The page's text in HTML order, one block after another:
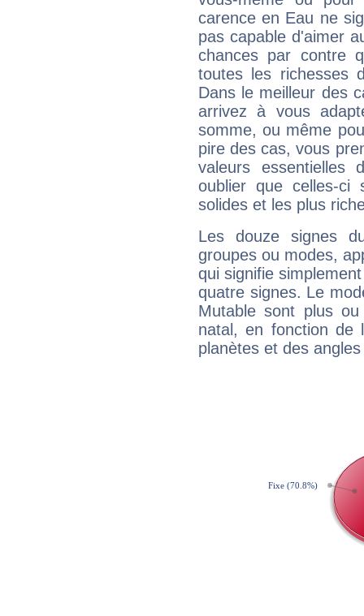
carence en Eau ne
pas capable d'aimer
chances par contre
toutes les richesses
Dans le meilleur des
arrivez à vous
somme, ou même
pire des cas, vous
valeurs
oublier que celles-
solides et les plus
Les douze signes
groupes ou modes,
qui signifie
quatre signes. Le
Mutable sont plus
natal, en fonction de
planètes et des